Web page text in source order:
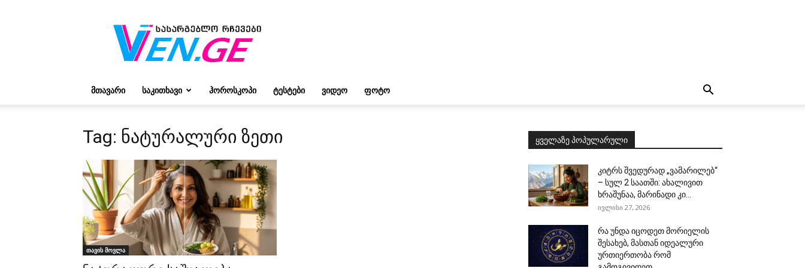
ვივიენისგან
ᲛᲗᲐᲕᲐᲠᲘ ᲡᲐᲙᲘᲗᲮᲐᲕᲘ ᲰᲝᲠᲝᲡᲙᲝᲞᲘ ᲢᲔᲡᲢᲔᲑᲘ ᲕᲘᲓᲔᲝ ᲤᲝᲢᲝ
Tag: ნატურალური ზეთი
თავის მოვლა
ყველაზე პოპულარული
კიტრს შვედურად „ვამარილებ“
– სულ 2 საათში: ახალივით
ხრაშუნაა, მარინადი კი...
ივლისი 27, 2026
რა უნდა იცოდეთ მორიელის
შესახებ, მასთან იდეალური
ურთიერთობა რომ